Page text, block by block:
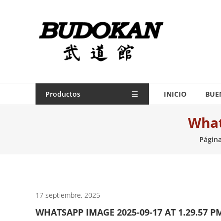
Indumentaria
para
artes
marciales
Todo
lo
marciales.
Productos INICIO
17 septiembre, 2025
WHATSAPP IMAGE 2025-09-17 AT 1.29.57